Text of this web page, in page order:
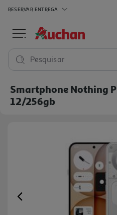
RESERVAR ENTREGA
Pesquisar
Smartphone Nothing
12/256gb
Previous